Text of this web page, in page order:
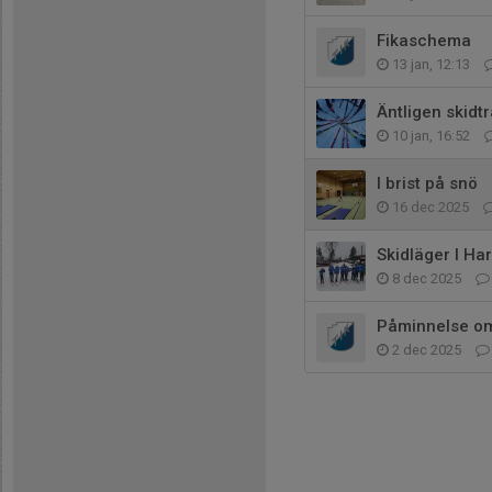
Fikaschema
13 jan, 12:13
Äntligen
10 jan, 16:52
I brist på snö
16 dec 2025
Skidläger I
8 dec 2025
Påminnelse
2 dec 2025